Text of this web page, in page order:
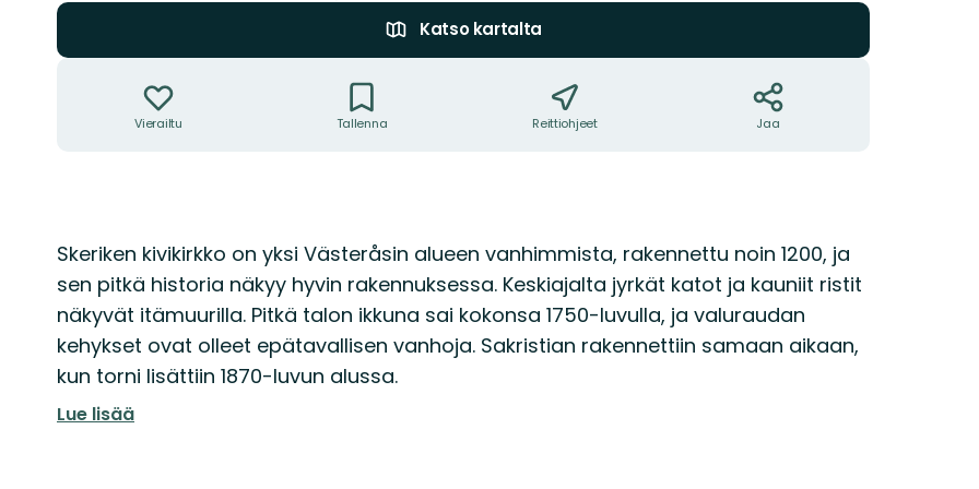
Katso kartalta
Vierailtu Tallenna Reittiohjeet Jaa
Kuvaus
Skeriken kivikirkko on yksi Västeråsin alueen vanhimmista, rakennettu noin 1200, ja
sen pitkä historia näkyy hyvin rakennuksessa. Keskiajalta jyrkät katot ja kauniit ristit
näkyvät itämuurilla. Pitkä talon ikkuna sai kokonsa 1750-luvulla, ja valuraudan
kehykset ovat olleet epätavallisen vanhoja. Sakristian rakennettiin samaan aikaan,
kun torni lisättiin 1870-luvun alussa.
Lue lisää